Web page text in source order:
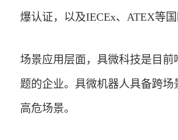
爆认证，以及IECEx、ATEX等
场景应用层面，具微科技是目
题的企业。具微机器人具备跨
高危场景。